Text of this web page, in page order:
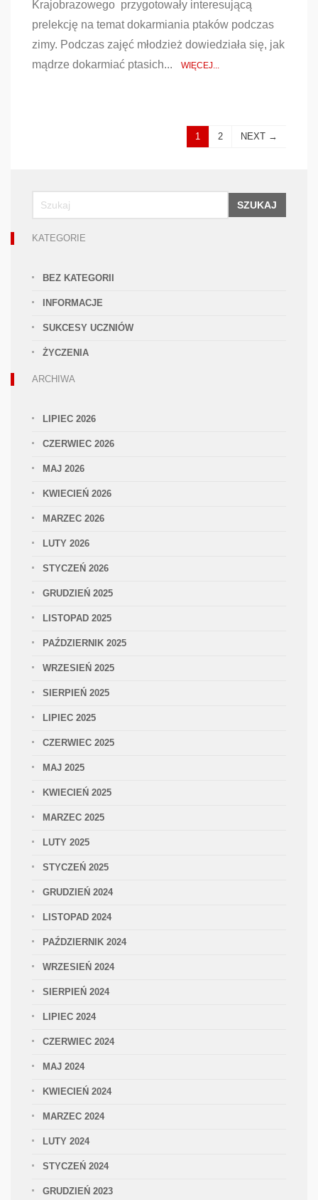
Krajobrazowego przygotowały interesującą
prelekcję na temat dokarmiania ptaków podczas
zimy. Podczas zajęć młodzież dowiedziała się, jak
mądrze dokarmiać ptasich...
WIĘCEJ...
1 2 NEXT →
SZUKAJ
KATEGORIE
BEZ KATEGORII
INFORMACJE
SUKCESY UCZNIÓW
ŻYCZENIA
ARCHIWA
LIPIEC 2026
CZERWIEC 2026
MAJ 2026
KWIECIEŃ 2026
MARZEC 2026
LUTY 2026
STYCZEŃ 2026
GRUDZIEŃ 2025
LISTOPAD 2025
PAŹDZIERNIK 2025
WRZESIEŃ 2025
SIERPIEŃ 2025
LIPIEC 2025
CZERWIEC 2025
MAJ 2025
KWIECIEŃ 2025
MARZEC 2025
LUTY 2025
STYCZEŃ 2025
GRUDZIEŃ 2024
LISTOPAD 2024
PAŹDZIERNIK 2024
WRZESIEŃ 2024
SIERPIEŃ 2024
LIPIEC 2024
CZERWIEC 2024
MAJ 2024
KWIECIEŃ 2024
MARZEC 2024
LUTY 2024
STYCZEŃ 2024
GRUDZIEŃ 2023